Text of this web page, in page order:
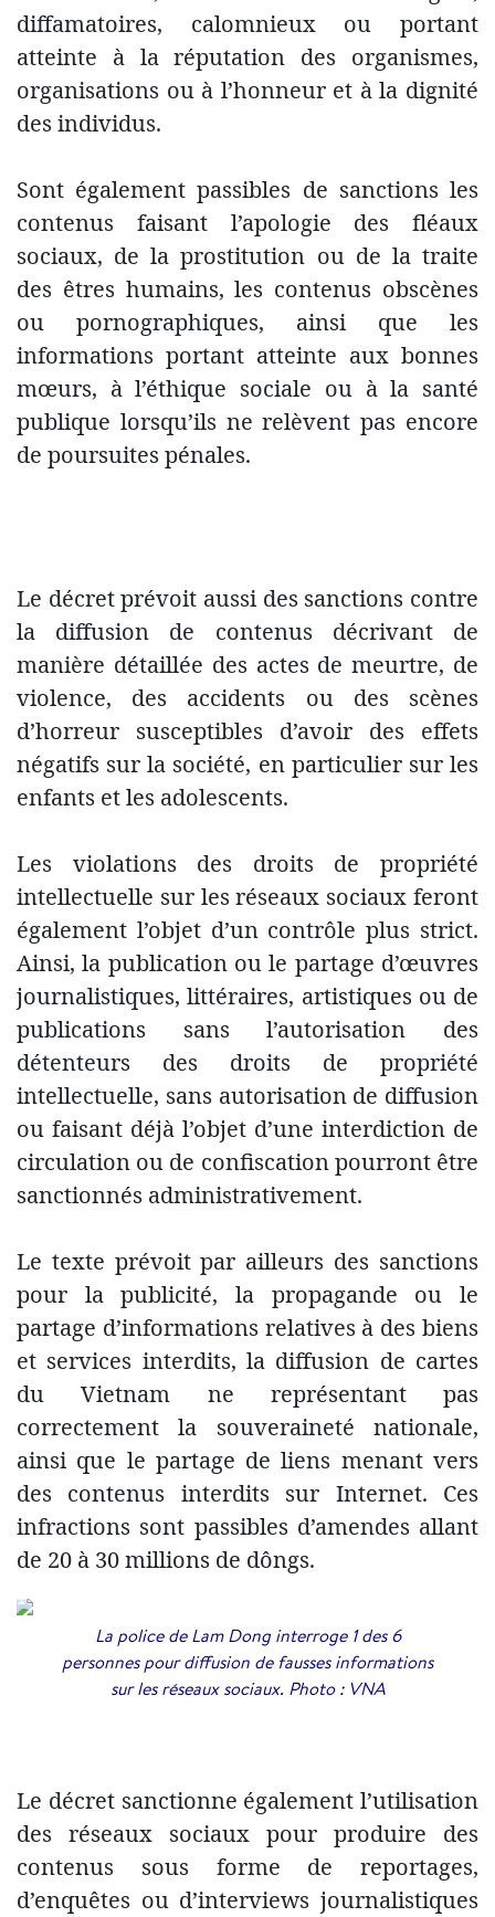
diffamatoires, calomnieux ou portant
atteinte à la réputation des organismes,
organisations ou à l’honneur et à la dignité
des individus.
Sont également passibles de sanctions les
contenus faisant l’apologie des fléaux
sociaux, de la prostitution ou de la traite
des êtres humains, les contenus obscènes
ou pornographiques, ainsi que les
informations portant atteinte aux bonnes
mœurs, à l’éthique sociale ou à la santé
publique lorsqu’ils ne relèvent pas encore
de poursuites pénales.
Le décret prévoit aussi des sanctions contre
la diffusion de contenus décrivant de
manière détaillée des actes de meurtre, de
violence, des accidents ou des scènes
d’horreur susceptibles d’avoir des effets
négatifs sur la société, en particulier sur les
enfants et les adolescents.
Les violations des droits de propriété
intellectuelle sur les réseaux sociaux feront
également l’objet d’un contrôle plus strict.
Ainsi, la publication ou le partage d’œuvres
journalistiques, littéraires, artistiques ou de
publications sans l’autorisation des
détenteurs des droits de propriété
intellectuelle, sans autorisation de diffusion
ou faisant déjà l’objet d’une interdiction de
circulation ou de confiscation pourront être
sanctionnés administrativement.
Le texte prévoit par ailleurs des sanctions
pour la publicité, la propagande ou le
partage d’informations relatives à des biens
et services interdits, la diffusion de cartes
du Vietnam ne représentant pas
correctement la souveraineté nationale,
ainsi que le partage de liens menant vers
des contenus interdits sur Internet. Ces
infractions sont passibles d’amendes allant
de 20 à 30 millions de dôngs.
La police de Lam Dong interroge 1 des 6
personnes pour diffusion de fausses informations
sur les réseaux sociaux. Photo : VNA
Le décret sanctionne également l’utilisation
des réseaux sociaux pour produire des
contenus sous forme de reportages,
d’enquêtes ou d’interviews journalistiques